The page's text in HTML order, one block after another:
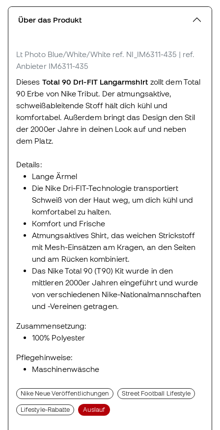
Über das Produkt
Lt Photo Blue/White/White ref. NI_IM6311-435 | ref.
Anbieter IM6311-435
Dieses Total 90 Dri-FIT Langarmshirt zollt dem Total
90 Erbe von Nike Tribut. Der atmungsaktive,
schweißableitende Stoff hält dich kühl und
komfortabel. Außerdem bringt das Design den Stil
der 2000er Jahre in deinen Look auf und neben
dem Platz.
Details:
Lange Ärmel
Die Nike Dri-FIT-Technologie transportiert
Schweiß von der Haut weg, um dich kühl und
komfortabel zu halten.
Komfort und Frische
Atmungsaktives Shirt, das weichen Strickstoff
mit Mesh-Einsätzen am Kragen, an den Seiten
und am Rücken kombiniert.
Das Nike Total 90 (T90) Kit wurde in den
mittleren 2000er Jahren eingeführt und wurde
von verschiedenen Nike-Nationalmannschaften
und -Vereinen getragen.
Zusammensetzung:
100% Polyester
Pflegehinweise:
Maschinenwäsche
Nike Neue Veröffentlichungen Street Football Lifestyle
Lifestyle-Rabatte Auslauf